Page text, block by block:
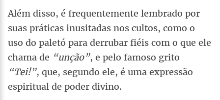
Além disso, é frequentemente lembrado por
suas práticas inusitadas nos cultos, como o
uso do paletó para derrubar fiéis com o que ele
chama de “unção”, e pelo famoso grito
“Tei!”, que, segundo ele, é uma expressão
espiritual de poder divino.